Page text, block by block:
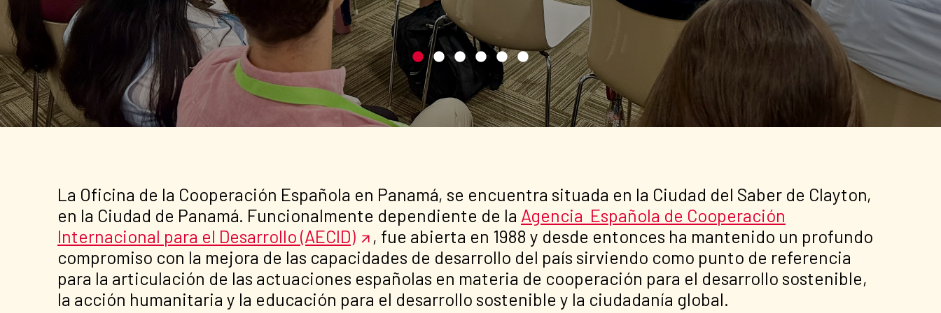
La Oficina de la Cooperación Española en Panamá, se encuentra situada en la Ciudad del Saber de Clayton,
en la Ciudad de Panamá. Funcionalmente dependiente de la Agencia Española de Cooperación
Internacional para el Desarrollo (AECID)
, fue abierta en 1988 y desde entonces ha mantenido un profundo
compromiso con la mejora de las capacidades de desarrollo del país sirviendo como punto de referencia
para la articulación de las actuaciones españolas en materia de cooperación para el desarrollo sostenible,
la acción humanitaria y la educación para el desarrollo sostenible y la ciudadanía global.